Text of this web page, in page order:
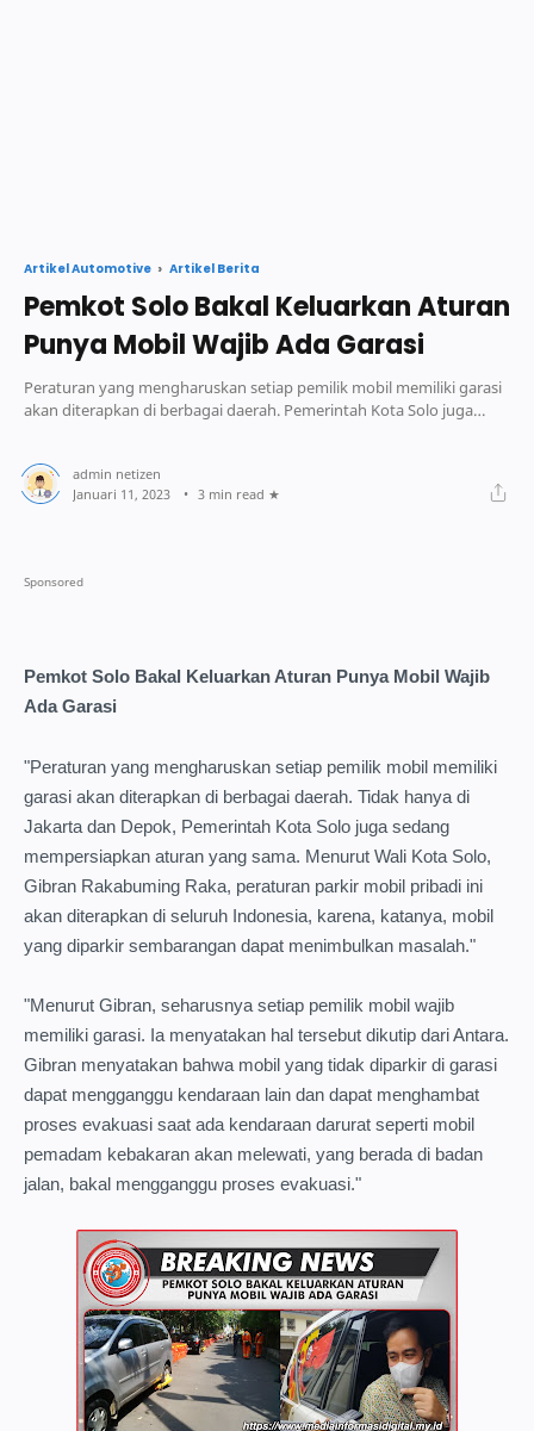
Artikel Automotive Artikel Berita
Pemkot Solo Bakal Keluarkan Aturan
Punya Mobil Wajib Ada Garasi
Peraturan yang mengharuskan setiap pemilik mobil memiliki garasi
akan diterapkan di berbagai daerah. Pemerintah Kota Solo juga
3 min read
Pemkot Solo Bakal Keluarkan Aturan Punya Mobil Wajib
Ada Garasi
"Peraturan yang mengharuskan setiap pemilik mobil memiliki
garasi akan diterapkan di berbagai daerah. Tidak hanya di
Jakarta dan Depok, Pemerintah Kota Solo juga sedang
mempersiapkan aturan yang sama. Menurut Wali Kota Solo,
Gibran Rakabuming Raka, peraturan parkir mobil pribadi ini
akan diterapkan di seluruh Indonesia, karena, katanya, mobil
yang diparkir sembarangan dapat menimbulkan masalah."
"Menurut Gibran, seharusnya setiap pemilik mobil wajib
memiliki garasi. Ia menyatakan hal tersebut dikutip dari Antara.
Gibran menyatakan bahwa mobil yang tidak diparkir di garasi
dapat mengganggu kendaraan lain dan dapat menghambat
proses evakuasi saat ada kendaraan darurat seperti mobil
pemadam kebakaran akan melewati, yang berada di badan
jalan, bakal mengganggu proses evakuasi."